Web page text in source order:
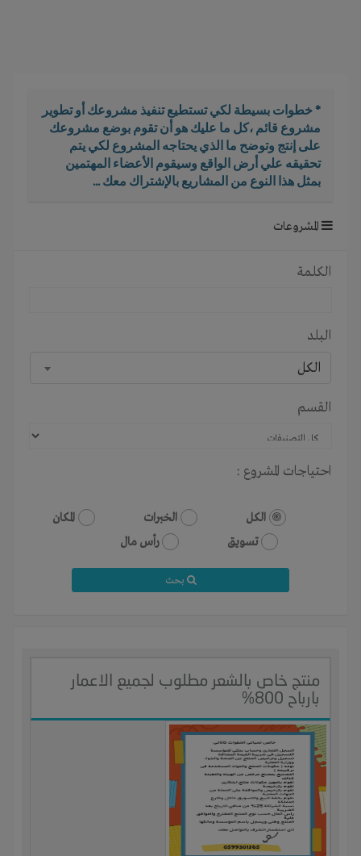
n
* خطوات بسيطة لكي تستطيع تنفيذ مشروعك أو تطوير
مشروع قائم ،كل ما عليك هو أن تقوم بوضع مشروعك
على إنتج وتوضح ما الذي يحتاجه المشروع لكي يتم
تحقيقه علي أرض الواقع وسيقوم الأعضاء المهتمين
بمثل هذا النوع من المشاريع بالإشتراك معك ...
المشروعات
الكلمة
البلد
الكل
القسم
احتياجات المشروع :
الكل الخبرات
المكان
تسويق
رأس مال
منتج خاص بالشعر مطلوب لجميع الاعمار
بارباح 800%